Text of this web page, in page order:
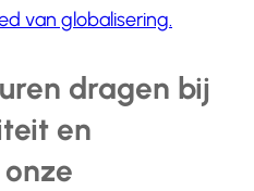
van globalisering.
dragen bij
en